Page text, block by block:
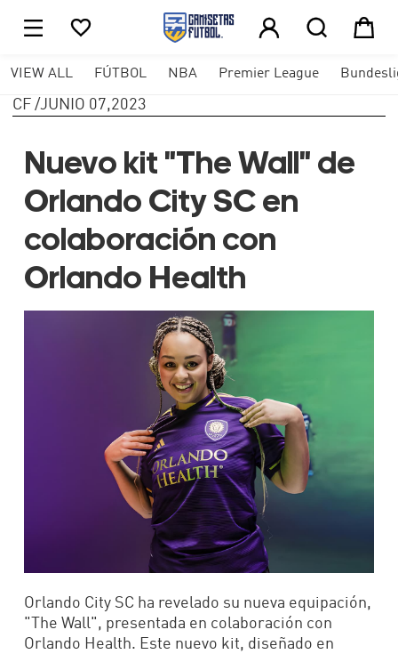
    
VIEW ALL FÚTBOL NBA Premier League
CF /JUNIO 07,2023
Nuevo kit "The Wall" de
Orlando City SC en
colaboración con
Orlando Health
Orlando City SC ha revelado su nueva equipación,
"The Wall", presentada en colaboración con
Orlando Health. Este nuevo kit, diseñado en